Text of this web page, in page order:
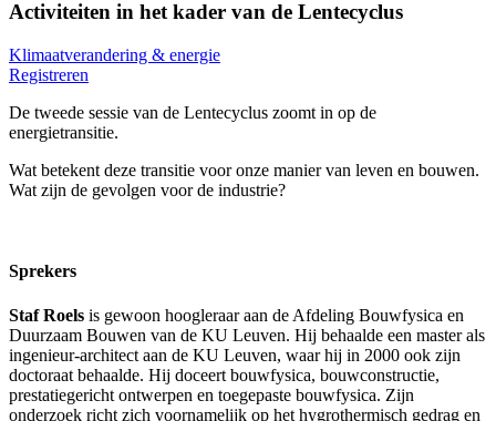
Activiteiten in het kader van de Lentecyclus
Klimaatverandering & energie
Registreren
De tweede sessie van de Lentecyclus zoomt in op de
energietransitie.
Wat betekent deze transitie voor onze manier van leven en bouwen.
Wat zijn de gevolgen voor de industrie?
Sprekers
Staf Roels is gewoon hoogleraar aan de Afdeling Bouwfysica en
Duurzaam Bouwen van de KU Leuven. Hij behaalde een master als
ingenieur-architect aan de KU Leuven, waar hij in 2000 ook zijn
doctoraat behaalde. Hij doceert bouwfysica, bouwconstructie,
prestatiegericht ontwerpen en toegepaste bouwfysica. Zijn
onderzoek richt zich voornamelijk op het hygrothermisch gedrag en